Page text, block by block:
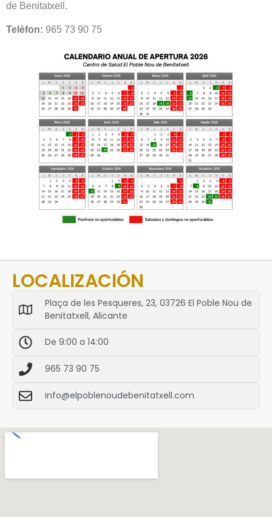
de Benitatxell.
Telèfon: 965 73 90 75
LOCALIZACIÓN
Plaça de les Pesqueres, 23, 03726 El Poble Nou de
Benitatxell, Alicante
De 9:00 a 14:00
965 73 90 75
info@elpoblenoudebenitatxell.com